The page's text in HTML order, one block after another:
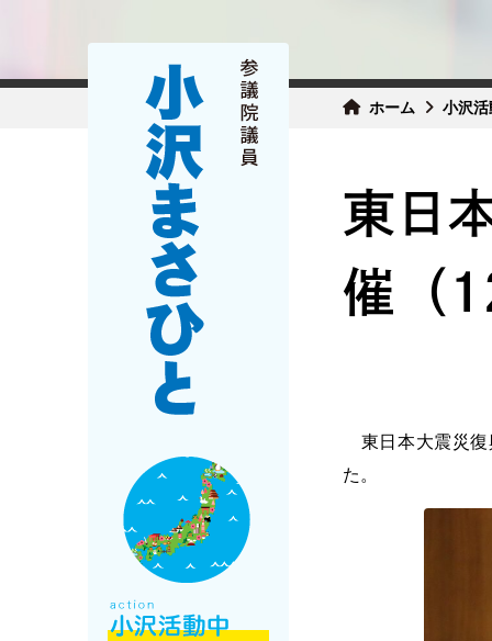
ホーム 小沢
東日
催（
東日本大震災復
た。